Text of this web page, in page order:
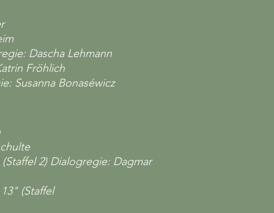
Dascha Lehmann
Fröhlich
Susanna Bonaséwicz
2) Dialogregie: Dagmar
(Staffel